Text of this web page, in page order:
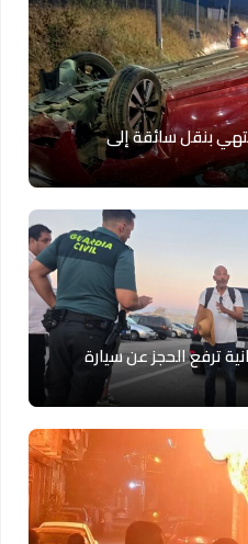
بنقل سائقة إلى
ترفع الحجز عن سيارة